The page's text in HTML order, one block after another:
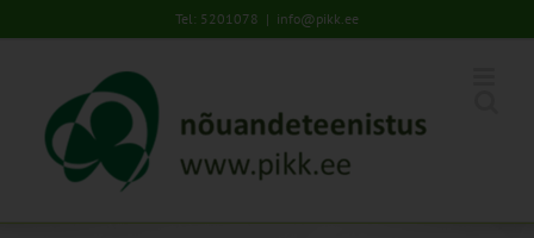
to
Tel: 5201078 | info@pikk.ee